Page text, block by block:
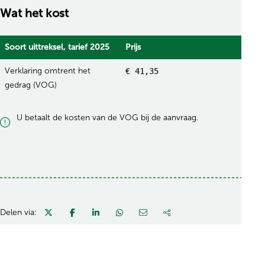
Wat het kost
Soort uittreksel, tarief 2025 Prijs
Verklaring omtrent het
gedrag (VOG)
€ 41,35
U betaalt de kosten van de VOG bij de aanvraag.
Delen via: